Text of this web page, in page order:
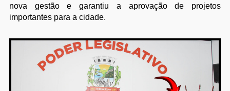
nova gestão e garantiu a aprovação de projetos
importantes para a cidade.